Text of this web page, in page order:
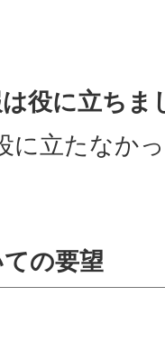
役に立ちま
に立たなか
の要望